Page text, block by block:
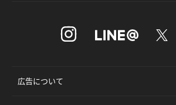
広告について